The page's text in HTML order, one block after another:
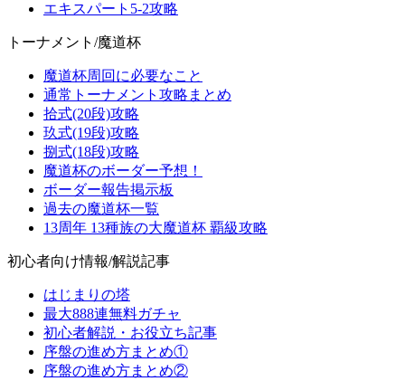
エキスパート5-2攻略
トーナメント/魔道杯
魔道杯周回に必要なこと
通常トーナメント攻略まとめ
拾式(20段)攻略
玖式(19段)攻略
捌式(18段)攻略
魔道杯のボーダー予想！
ボーダー報告掲示板
過去の魔道杯一覧
13周年 13種族の大魔道杯 覇級攻略
初心者向け情報/解説記事
はじまりの塔
最大888連無料ガチャ
初心者解説・お役立ち記事
序盤の進め方まとめ①
序盤の進め方まとめ②